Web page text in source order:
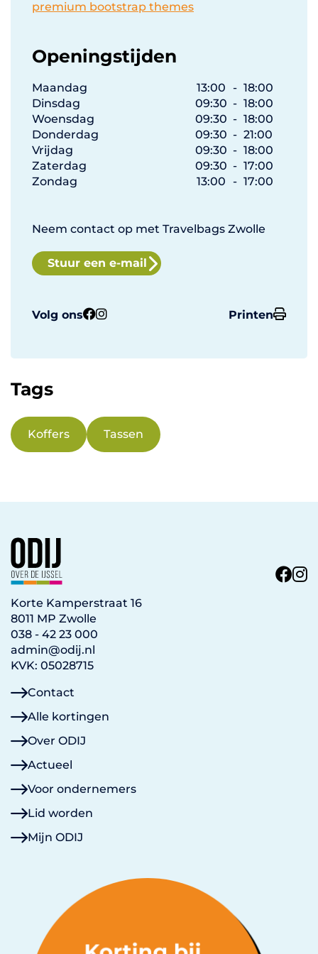
premium bootstrap themes
Openingstijden
Maandag 13:00 - 18:00
Dinsdag
09:30 - 18:00
Woensdag
09:30 - 18:00
Donderdag
09:30 - 21:00
Vrijdag
09:30 - 18:00
Zaterdag
09:30 - 17:00
Zondag
13:00 - 17:00
Neem contact op met Travelbags Zwolle
Stuur een e-mail
Volg ons Printen
Tags
Koffers Tassen
Korte Kamperstraat 16
8011 MP Zwolle
038 - 42 23 000
admin@odij.nl
KVK: 05028715
Contact
Alle kortingen
Over ODIJ
Actueel
Voor ondernemers
Lid worden
Mijn ODIJ